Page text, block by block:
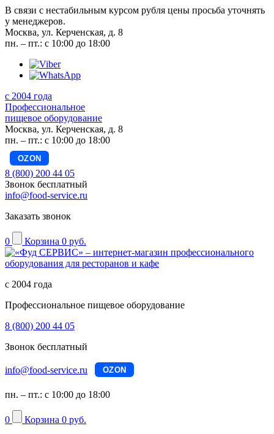
В связи с нестабильным курсом рубля цены просьба уточнять
у менеджеров.
Москва, ул. Керченская, д. 8
пн. – пт.: с 10:00 до 18:00
с 2004 года
Профессиональное
пищевое оборудование
Москва, ул. Керченская, д. 8
пн. – пт.: с 10:00 до 18:00
OZON
8 (800) 200 44 05
Звонок бесплатный
info@food-service.ru
Заказать звонок
0 Корзина 0 руб.
с 2004 года
Профессиональное пищевое оборудование
8 (800) 200 44 05
Звонок бесплатный
info@food-service.ru OZON
пн. – пт.: с 10:00 до 18:00
0 Корзина 0 руб.